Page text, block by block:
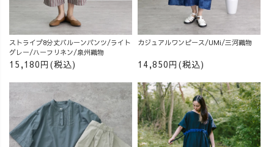
ストライプ8分丈バルーンパンツ/ライト
グレー/ハーフリネン/泉州織物
15,180円(税込)
カジュアルワンピース/UMi/三河織物
14,850円(税込)